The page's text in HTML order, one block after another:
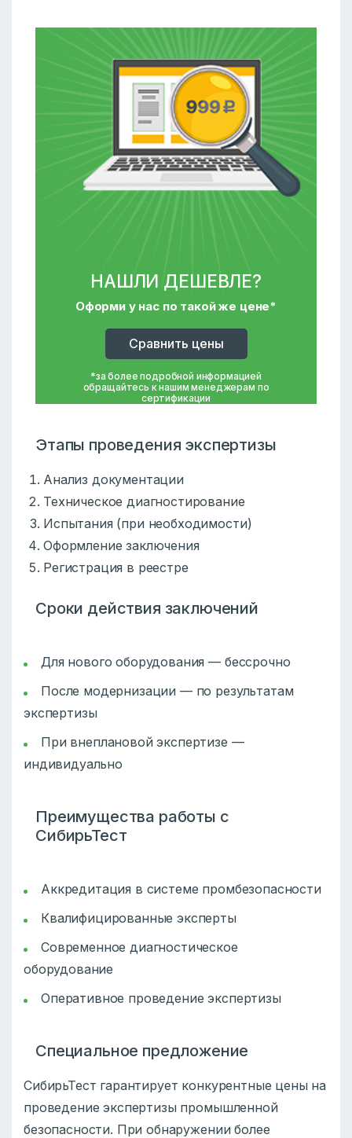
НАШЛИ ДЕШЕВЛЕ?
Оформи у нас по такой же цене*
Cравнить цены
*за более подробной информацией
обращайтесь к нашим менеджерам по
сертификации
Этапы проведения экспертизы
Анализ документации
Техническое диагностирование
Испытания (при необходимости)
Оформление заключения
Регистрация в реестре
Сроки действия заключений
Для нового оборудования — бессрочно
После модернизации — по результатам
экспертизы
При внеплановой экспертизе —
индивидуально
Преимущества работы с
СибирьТест
Аккредитация в системе промбезопасности
Квалифицированные эксперты
Современное диагностическое
оборудование
Оперативное проведение экспертизы
Специальное предложение
СибирьТест гарантирует конкурентные цены на
проведение экспертизы промышленной
безопасности. При обнаружении более